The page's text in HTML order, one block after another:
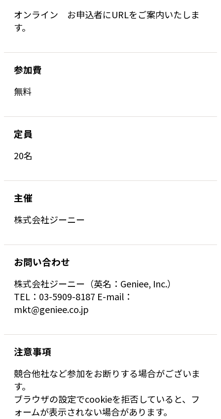
オンライン お申込者にURLをご案内いたしま
す。
参加費
無料
定員
20名
主催
株式会社ジーニー
お問い合わせ
株式会社ジーニー（英名：Geniee, Inc.）
TEL：03-5909-8187 E-mail：
mkt@geniee.co.jp
注意事項
競合他社など参加をお断りする場合がございま
す。
ブラウザの設定でcookieを拒否していると、フ
ォームが表示されない場合があります。